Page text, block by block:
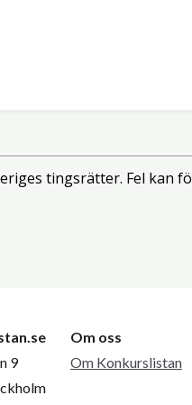
tingsrätter. Fel kan
9
Om oss
Om Konkurslistan